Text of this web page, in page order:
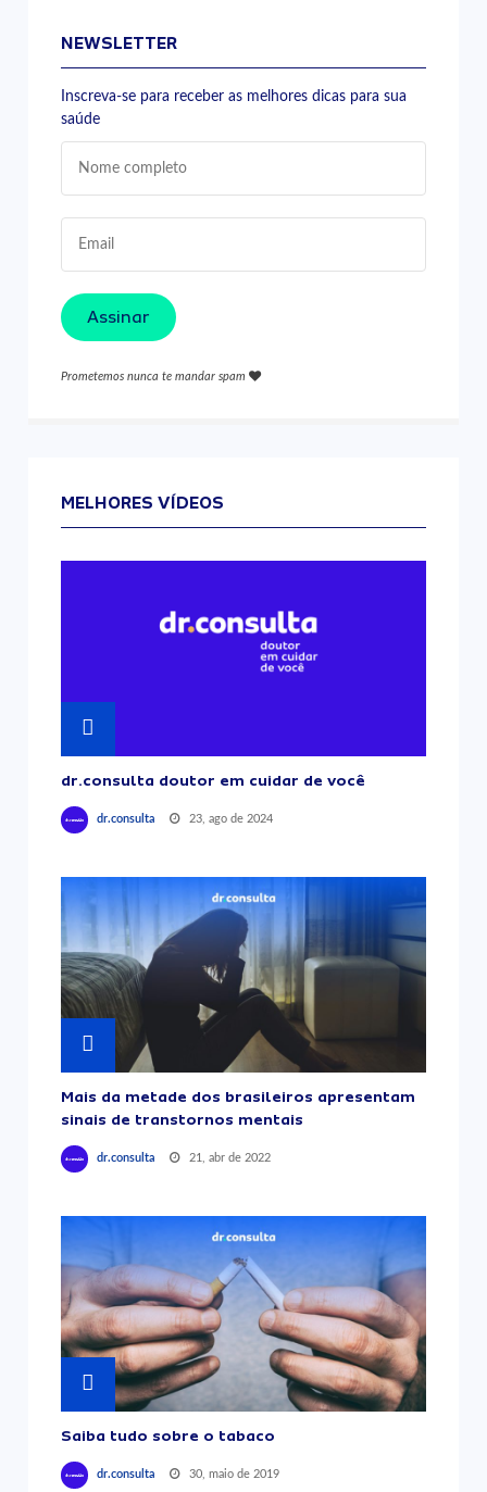
NEWSLETTER
Inscreva-se para receber as melhores dicas para sua
saúde
Assinar
Prometemos nunca te mandar spam
MELHORES VÍDEOS
dr.consulta doutor em cuidar de você
dr.consulta 23, ago de 2024
Mais da metade dos brasileiros apresentam
sinais de transtornos mentais
dr.consulta 21, abr de 2022
Saiba tudo sobre o tabaco
dr.consulta 30, maio de 2019